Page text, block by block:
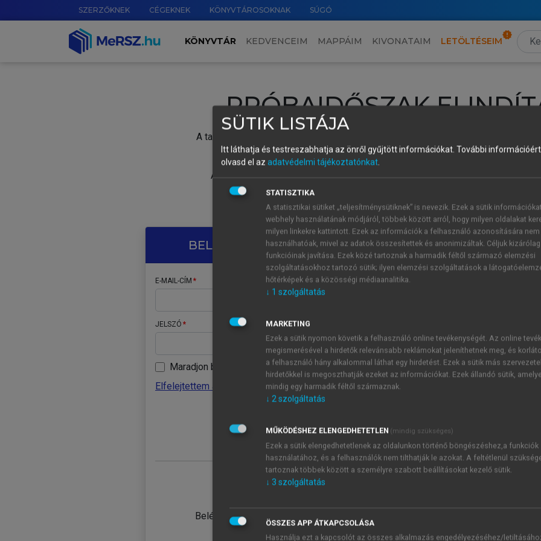
SZERZŐKNEK CÉGEKNEK KÖNYVTÁROSOKNAK SÚGÓ
KÖNYVTÁR KEDVENCEIM MAPPÁIM KIVONATAIM LETÖLTÉSEIM
PRÓBAIDŐSZAK
A tartalom megtekintéséhez lépj be a saját fiókoddal, iskolai azonosítóddal vagy
Új felhasználóként1 óra díjmentes hozzáférésrevagy
A próbaidőszak elindításához,
vagy hozz
A regisztráció után a
BELÉPÉS SAJÁT FIÓKKAL
E-MAIL-CÍM
JELSZÓ
Maradjon belépve
Elfelejtettem a jelszavamat
Belépés intézményi azonosítóval
ÚJ FIÓK
1 óra
JELSZÓ
Kérek értesítést a MeRSZ
Kérek értesítést az
SÜTIK LISTÁJA
Itt láthatja és testreszabhatja az önről gyűjtött információkat. További
olvasd el az adatvédelmi tájékoztatónkat.
STATISZTIKA
A statisztikai sütiket „teljesítménysütiknek” is nevezik. Ezek a sütik
webhely használatának módjáról, többek között arról, hogy milyen oldalakat
milyen linkekre kattintott. Ezek az információk a felhasználó azonosítására nem
használhatóak, mivel az adatok összesítettek és anonimizáltak. Céljuk
funkcióinak javítása. Ezek közé tartoznak a harmadik féltől származó elemzési
szolgáltatásokhoz tartozó sütik; ilyen elemzési szolgáltatások a
hőtérképek és a közösségi médiaanalitika.
↓ 1 szolgáltatás
MARKETING
Ezek a sütik nyomon követik a felhasználó online tevékenységét. Az online
megismerésével a hirdetők relevánsabb reklámokat jeleníthetnek meg, és
a felhasználó hány alkalommal láthat egy hirdetést. Ezek a sütik más
hirdetőkkel is megoszthatják ezeket az információkat. Ezek állandó sütik,
mindig egy harmadik féltől származnak.
↓ 2szolgáltatás
MŰKÖDÉSHEZ ELENGEDHETETLEN (mindig szükséges)
Ezek a sütik elengedhetetlenek az oldalunkon történő böngészéshez,a funkciók
használatához, és a felhasználók nem tilthatják le azokat. A feltétlenül
tartoznak többek között a személyre szabott beállításokat kezelő sütik.
↓ 3 szolgáltatás
ÖSSZES APP ÁTKAPCSOLÁSA
Használja ezt a kapcsolót az összes alkalmazás engedélyezéséhez/